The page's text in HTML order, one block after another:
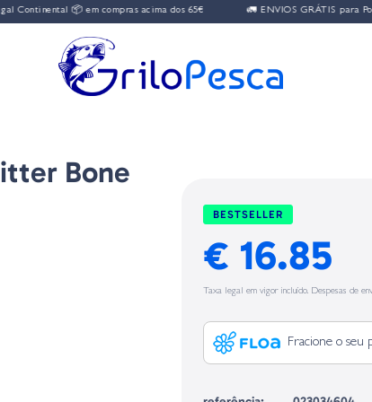
📦 em compras acima dos 65€ 🚛 ENVIOS GRÁTIS para
Bone
BESTSELLER
€ 16.85
Taxa legal em vigor incluído. Despesas de
Fracione o